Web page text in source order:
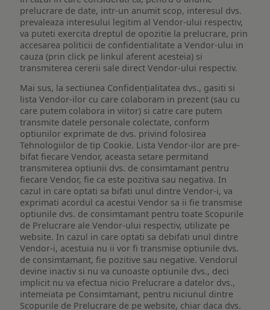
prelucrare de date, intr-un anumit scop, interesul dvs.
prevaleaza interesului legitim al Vendor-ului respectiv,
va puteti exercita dreptul de opozitie la prelucrare, prin
accesarea politicii de confidentialitate a Vendor-ului in
cauza (prin click pe linkul aferent acesteia) si
transmiterea cererii sale direct Vendor-ului respectiv.
Mai sus, la sectiunea Confidențialitatea dvs., gasiti si
lista Vendor-ilor cu care colaboram in prezent (sau cu
care putem colabora in viitor) si catre care putem
transmite datele personale colectate, conform
optiunilor exprimate de dvs. privind folosirea
Tehnologiilor de tip Cookie. Lista Vendor-ilor are pre-
bifat fiecare Vendor, aceasta setare permitand
transmiterea optiunii dvs. de consimtamant pentru
fiecare Vendor, fie ca este pozitiva sau negativa. In
cazul in care optati sa bifati unul dintre Vendor-i, va
exprimati acordul ca acestui Vendor sa ii fie transmise
optiunile dvs. de consimtamant pentru toate Scopurile
de Prelucrare ale Vendor-ului respectiv, utilizate pe
website. In cazul in care optati sa debifati unul dintre
Vendor-i, acestuia nu ii vor fi transmise optiunile dvs.
de consimtamant, fie pozitive sau negative. Vendorul
devine inactiv si nu va cunoaste optiunile dvs., deci
implicit nu va efectua nicio Prelucrare a datelor dvs.,
intemeiata pe Consimtamant, pentru niciunul dintre
Scopurile de Prelucrare de pe website, chiar daca dvs.